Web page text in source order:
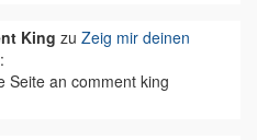
King zu Zeig mir deinen
:
Seite an comment king